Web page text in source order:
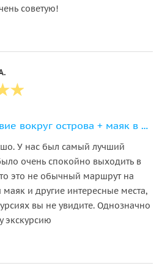
советую!
о.Валаам + путешествие вокруг острова + маяк в Ладоге
У нас был самый лучший
очень спокойно выходить в
это не обычный маршрут на
и другие интересные места,
вы не увидите. Однозначно
экскурсию